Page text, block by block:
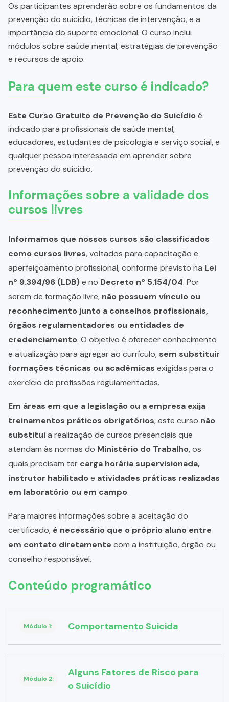
Os participantes aprenderão sobre os fundamentos da
prevenção do suicídio, técnicas de intervenção, e a
importância do suporte emocional. O curso inclui
módulos sobre saúde mental, estratégias de prevenção
e recursos de apoio.
Para quem este curso é indicado?
Este Curso Gratuito de Prevenção do Suicídioé
indicado para profissionais de saúde mental,
educadores, estudantes de psicologia e serviço social, e
qualquer pessoa interessada em aprender sobre
prevenção do suicídio.
Informações sobre a validade dos
cursos livres
Informamos que nossos cursos são classificados
como cursos livres, voltados para capacitação e
aperfeiçoamento profissional, conforme previsto na Lei
nº 9.394/96 (LDB)e no Decreto nº 5.154/04. Por
serem de formação livre, não possuem vínculo ou
reconhecimento junto a conselhos profissionais,
órgãos regulamentadores ou entidades de
credenciamento. O objetivo é oferecer conhecimento
e atualização para agregar ao currículo, sem substituir
formações técnicas ou acadêmicas exigidas para o
exercício de profissões regulamentadas.
Em áreas em que a legislação ou a empresa exija
treinamentos práticos obrigatórios, este curso não
substituia realização de cursos presenciais que
atendam às normas do Ministério do Trabalho, os
quais precisam ter carga horária supervisionada,
instrutor habilitadoe atividades práticas realizadas
em laboratório ou em campo.
Para maiores informações sobre a aceitação do
certificado, é necessário que o próprio aluno entre
em contato diretamente com a instituição, órgão ou
conselho responsável.
Conteúdo programático
Módulo 1: Comportamento Suicida
Módulo 2:
Alguns Fatores de Risco para
o Suicídio